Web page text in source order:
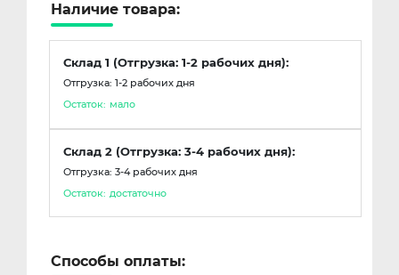
Наличие товара:
Склад 1 (Отгрузка: 1-2 рабочих дня):
Отгрузка: 1-2 рабочих дня
Остаток: мало
Склад 2 (Отгрузка: 3-4 рабочих дня):
Отгрузка: 3-4 рабочих дня
Остаток: достаточно
Способы оплаты: